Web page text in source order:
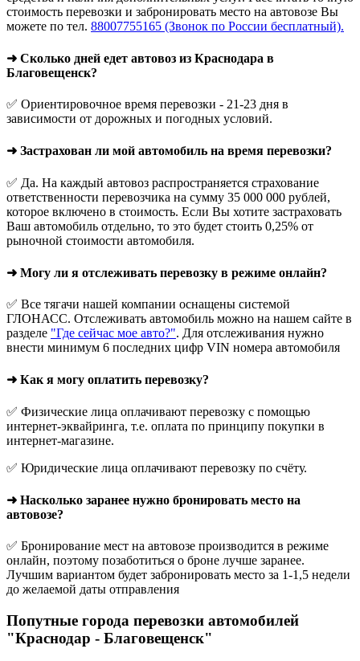
стоимость перевозки и забронировать место на автовозе Вы
можете по тел. 88007755165 (Звонок по России бесплатный).
➜ Сколько дней едет автовоз из Краснодара в
Благовещенск?
✅ Ориентировочное время перевозки - 21-23 дня в
зависимости от дорожных и погодных условий.
➜ Застрахован ли мой автомобиль на время перевозки?
✅ Да. На каждый автовоз распространяется страхование
ответственности перевозчика на сумму 35 000 000 рублей,
которое включено в стоимость. Если Вы хотите застраховать
Ваш автомобиль отдельно, то это будет стоить 0,25% от
рыночной стоимости автомобиля.
➜ Могу ли я отслеживать перевозку в режиме онлайн?
✅ Все тягачи нашей компании оснащены системой
ГЛОНАСС. Отслеживать автомобиль можно на нашем сайте в
разделе "Где сейчас мое авто?". Для отслеживания нужно
внести минимум 6 последних цифр VIN номера автомобиля
➜ Как я могу оплатить перевозку?
✅ Физические лица оплачивают перевозку с помощью
интернет-эквайринга, т.е. оплата по принципу покупки в
интернет-магазине.
✅ Юридические лица оплачивают перевозку по счёту.
➜ Насколько заранее нужно бронировать место на
автовозе?
✅ Бронирование мест на автовозе производится в режиме
онлайн, поэтому позаботиться о броне лучше заранее.
Лучшим вариантом будет забронировать место за 1-1,5 недели
до желаемой даты отправления
Попутные города перевозки автомобилей
"Краснодар - Благовещенск"